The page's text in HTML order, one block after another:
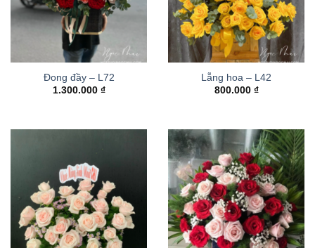
Đong đầy – L72
1.300.000 ₫
Lẵng hoa – L42
800.000 ₫